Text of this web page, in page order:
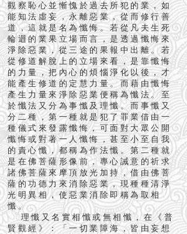
觀察恥心並慚愧於過去所犯的業，如
能知法虛妄，永離惡業，從而修行善
道，這就是名為懺悔。若從凡夫生死
輪迴的業果立場而言，是透過懺悔來
淨除惡業，從三途的果報中出離。若
從修道解脫上的立場來看，是靠懺悔
的力量，把內心的煩惱淨化以後，才
能產生修道的定慧力量。而藉由懺悔
產生力量來淨除惡業便稱為懺法。至
於懺法又分為事懺及理懺。而事懺又
分二種，第一種就是犯了罪業借由一
種儀式來發露懺悔，可面對大眾公開
懺悔或對著一人懺悔，甚至小至自我
的責心懺，都稱為作法懺。第二種就
是在佛菩薩形像前，專心誡意的祈求
諸佛菩薩來摩頂放光加持，借由佛菩
薩的功德力來消除惡業，現種種清淨
光明異相，使惡業消除即稱為取相
懺。
理懺又名實相懺或無相懺，在《普
賢觀經》：「一切業障海，皆由妄想